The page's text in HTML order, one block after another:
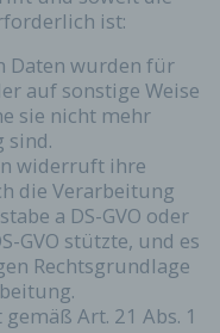
ist:
Daten wurden für
auf sonstige Weise
sie nicht mehr
sind.
widerruft ihre
die Verarbeitung
a DS-GVO oder
GVO stützte, und es
Rechtsgrundlage
Art. 21 Abs. 1
Inhalte oder
der Natur der
angeboten
steht die
Registrierung
Daten
aus dem
zu lassen.
erteilt
auf Anfrage
gespeichert sind.